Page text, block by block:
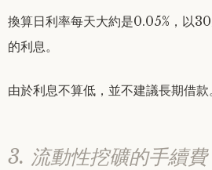
換算日利率每天大約是0.05%，以
的利息。
由於利息不算低，並不建議長期借款
3. 流動性挖礦的手續費